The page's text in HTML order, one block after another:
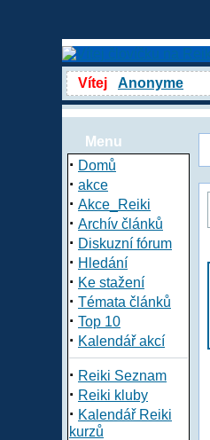
Vítej Anonyme
Menu
· Domů
· akce
· Akce_Reiki
· Archív článků
· Diskuzní fórum
· Hledání
· Ke stažení
· Témata článků
· Top 10
· Kalendář akcí
· Reiki Seznam
· Reiki kluby
· Kalendář Reiki
kurzů